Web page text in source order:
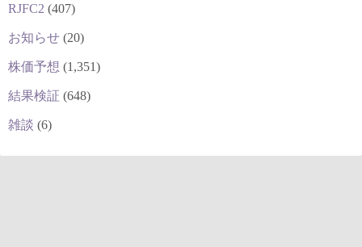
RJFC2 (407)
お知らせ (20)
株価予想 (1,351)
結果検証 (648)
雑談 (6)